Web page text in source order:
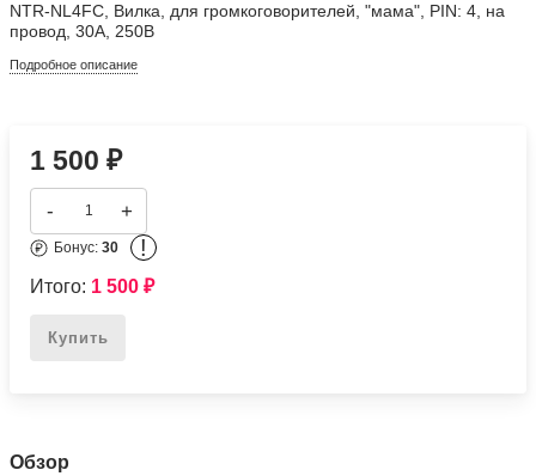
NTR-NL4FC, Вилка, для громкоговорителей, "мама", PIN: 4, на
провод, 30А, 250В
Подробное описание
1 500₽
- +
Бонус:30 !
Итого: 1 500₽
Купить
Обзор